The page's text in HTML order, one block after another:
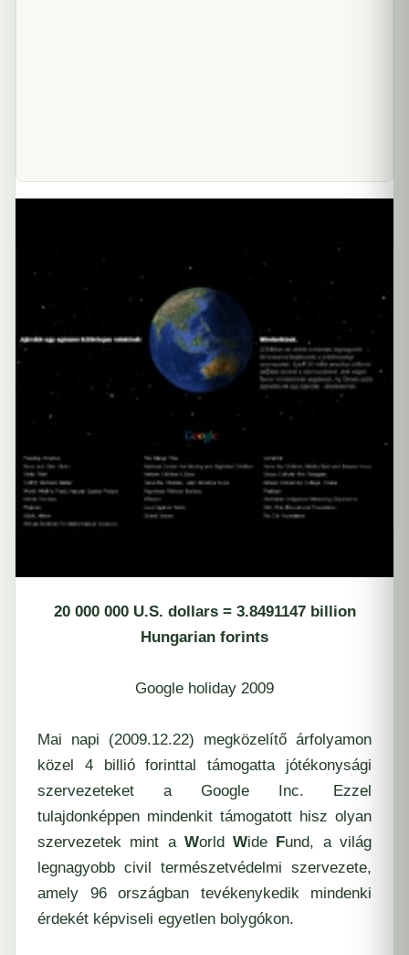
20 000 000 U.S. dollars = 3.8491147 billion
Hungarian forints
Google holiday 2009
Mai napi (2009.12.22) megközelítő árfolyamon
közel 4 billió forinttal támogatta jótékonysági
szervezeteket a Google Inc. Ezzel
tulajdonképpen mindenkit támogatott hisz olyan
szervezetek mint a WorldWide Fund, a világ
legnagyobb civil természetvédelmi szervezete,
amely 96 országban tevékenykedik mindenki
érdekét képviseli egyetlen bolygókon.